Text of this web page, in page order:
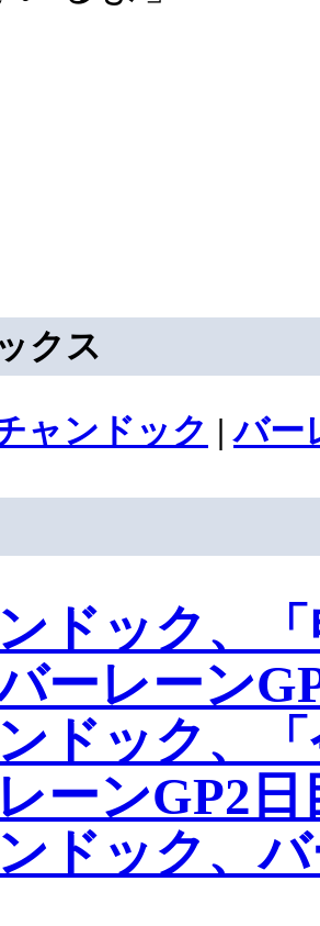
クス
ャンドック |バー
ドック、
ーレーン
ドック、
ーンGP2日
ドック、